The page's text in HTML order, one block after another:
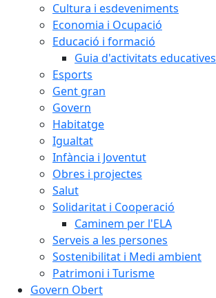
Cultura i esdeveniments
Economia i Ocupació
Educació i formació
Guia d'activitats educatives
Esports
Gent gran
Govern
Habitatge
Igualtat
Infància i Joventut
Obres i projectes
Salut
Solidaritat i Cooperació
Caminem per l'ELA
Serveis a les persones
Sostenibilitat i Medi ambient
Patrimoni i Turisme
Govern Obert